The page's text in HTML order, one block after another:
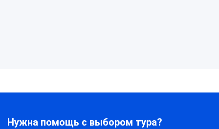
Нужна помощь с выбором тура?